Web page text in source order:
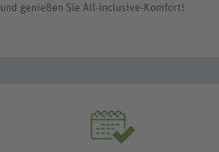
genießen Sie All-inclusive-Komfort!